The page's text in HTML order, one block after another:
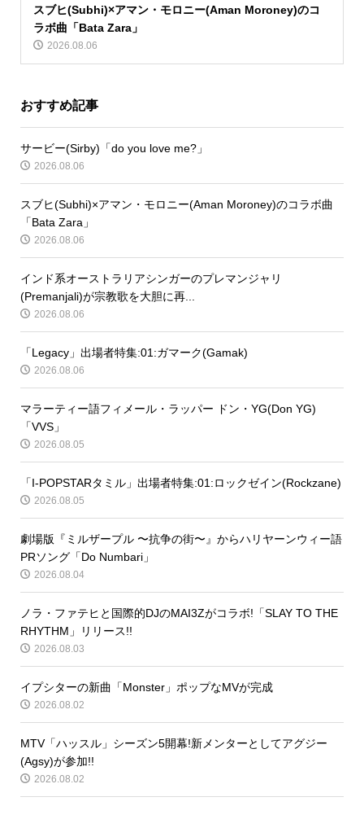
スブヒ(Subhi)×アマン・モロニー(Aman Moroney)のコ
ラボ曲「Bata Zara」
2026.08.06
おすすめ記事
サービー(Sirby)「do you love me?」
2026.08.06
スブヒ(Subhi)×アマン・モロニー(Aman Moroney)のコラボ曲
「Bata Zara」
2026.08.06
インド系オーストラリアシンガーのプレマンジャリ
(Premanjali)が宗教歌を大胆に再...
2026.08.06
「Legacy」出場者特集:01:ガマーク(Gamak)
2026.08.06
マラーティー語フィメール・ラッパー ドン・YG(Don YG)
「VVS」
2026.08.05
「I-POPSTARタミル」出場者特集:01:ロックゼイン(Rockzane)
2026.08.05
劇場版『ミルザープル 〜抗争の街〜』からハリヤーンウィー語
PRソング「Do Numbari」
2026.08.04
ノラ・ファテヒと国際的DJのMAI3Zがコラボ!「SLAY TO THE
RHYTHM」リリース!!
2026.08.03
イプシターの新曲「Monster」ポップなMVが完成
2026.08.02
MTV「ハッスル」シーズン5開幕!新メンターとしてアグジー
(Agsy)が参加!!
2026.08.02